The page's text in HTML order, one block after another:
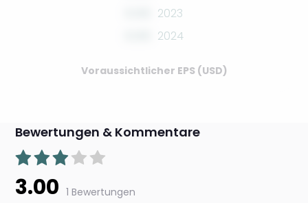
2023
2024
Voraussichtlicher EPS (USD)
Bewertungen & Kommentare
3.00 1 Bewertungen